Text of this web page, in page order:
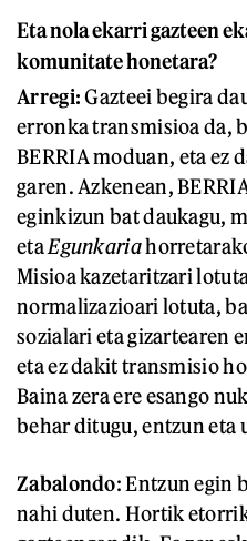
Eta nola ekarri gazteen
komunitate honetara?
Arregi:Gazteei begira
erronka transmisioa da,
BERRIA moduan, eta ez
garen. Azkenean,
eginkizun bat daukagu,
etaEgunkaria
Misioa kazetaritzari
normalizazioari lotuta,
sozialari eta gizartearen
eta ez dakit transmisio
Baina zera ere esango
behar ditugu, entzun eta
Zabalondo: Entzun egin
nahi duten. Hortik